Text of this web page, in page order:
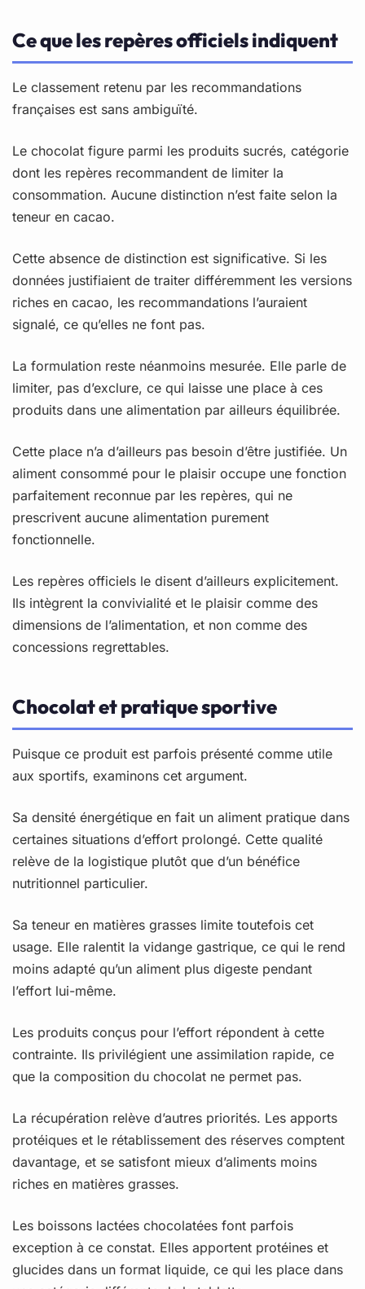
Ce que les repères officiels indiquent
Le classement retenu par les recommandations
françaises est sans ambiguïté.
Le chocolat figure parmi les produits sucrés, catégorie
dont les repères recommandent de limiter la
consommation. Aucune distinction n’est faite selon la
teneur en cacao.
Cette absence de distinction est significative. Si les
données justifiaient de traiter différemment les versions
riches en cacao, les recommandations l’auraient
signalé, ce qu’elles ne font pas.
La formulation reste néanmoins mesurée. Elle parle de
limiter, pas d’exclure, ce qui laisse une place à ces
produits dans une alimentation par ailleurs équilibrée.
Cette place n’a d’ailleurs pas besoin d’être justifiée. Un
aliment consommé pour le plaisir occupe une fonction
parfaitement reconnue par les repères, qui ne
prescrivent aucune alimentation purement
fonctionnelle.
Les repères officiels le disent d’ailleurs explicitement.
Ils intègrent la convivialité et le plaisir comme des
dimensions de l’alimentation, et non comme des
concessions regrettables.
Chocolat et pratique sportive
Puisque ce produit est parfois présenté comme utile
aux sportifs, examinons cet argument.
Sa densité énergétique en fait un aliment pratique dans
certaines situations d’effort prolongé. Cette qualité
relève de la logistique plutôt que d’un bénéfice
nutritionnel particulier.
Sa teneur en matières grasses limite toutefois cet
usage. Elle ralentit la vidange gastrique, ce qui le rend
moins adapté qu’un aliment plus digeste pendant
l’effort lui-même.
Les produits conçus pour l’effort répondent à cette
contrainte. Ils privilégient une assimilation rapide, ce
que la composition du chocolat ne permet pas.
La récupération relève d’autres priorités. Les apports
protéiques et le rétablissement des réserves comptent
davantage, et se satisfont mieux d’aliments moins
riches en matières grasses.
Les boissons lactées chocolatées font parfois
exception à ce constat. Elles apportent protéines et
glucides dans un format liquide, ce qui les place dans